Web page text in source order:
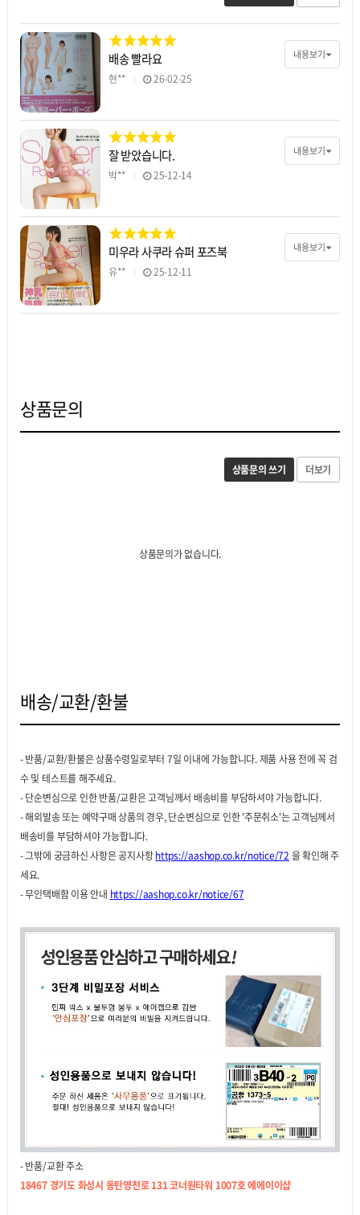
내용보기
배송 빨라요
현** 26-02-25
내용보기
잘 받았습니다.
박** 25-12-14
내용보기
미우라 사쿠라 슈퍼 포즈북
유** 25-12-11
상품문의
상품문의 쓰기 더보기
상품문의가 없습니다.
배송/교환/환불
- 반품/교환/환불은 상품수령일로부터 7일 이내에 가능합니다. 제품 사용 전에 꼭 검
수 및 테스트를 해주세요.
- 단순변심으로 인한 반품/교환은 고객님께서 배송비를 부담하셔야 가능합니다.
- 해외발송 또는 예약구매 상품의 경우, 단순변심으로 인한 '주문취소'는 고객님께서
배송비를 부담하셔야 가능합니다.
- 그밖에 궁금하신 사항은 공지사항https://aashop.co.kr/notice/72 을 확인해 주
세요.
- 무인택배함 이용 안내 https://aashop.co.kr/notice/67
- 반품/교환 주소
18467 경기도 화성시 동탄영천로 131 코너원타워 1007호 에에이이샵